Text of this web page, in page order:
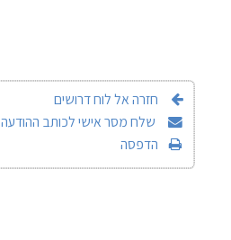
חזרה אל לוח דרושים
שלח מסר אישי לכותב ההודעה
הדפסה